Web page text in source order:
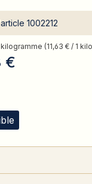
1002212
kilogramme (11,63 € / 1
€